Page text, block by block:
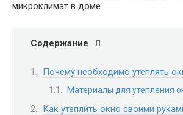
микроклимат в доме.
Содержание
Почему необходимо утеплять
Материалы для утепления
Как утеплить окно своими